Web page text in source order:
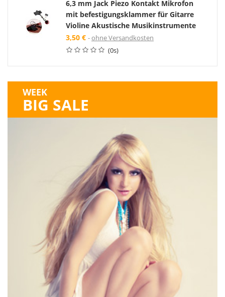
6,3 mm Jack Piezo Kontakt Mikrofon
mit befestigungsklammer für Gitarre
Violine Akustische Musikinstrumente
3,50 €
ohne Versandkosten
(0s)
WEEK
BIG SALE